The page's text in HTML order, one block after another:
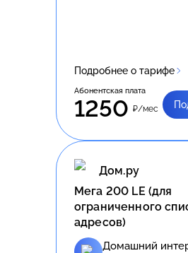
Подробнее о тарифе
Абонентская плата
1250 ₽/мес
Дом.ру
Meгa 200 LE (для
ограниченного
адресов)
Домашний